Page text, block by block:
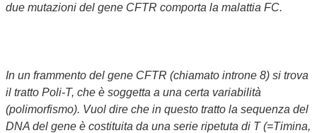
due mutazioni del gene CFTR comporta la malattia FC.
In un frammento del gene CFTR (chiamato introne 8) si trova
il tratto Poli-T, che è soggetta a una certa variabilità
(polimorfismo). Vuol dire che in questo tratto la sequenza del
DNA del gene è costituita da una serie ripetuta di T (=Timina,